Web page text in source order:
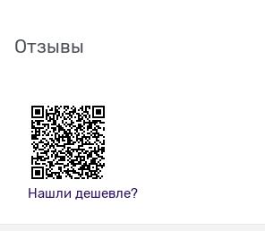
Отзывы
Нашли дешевле?